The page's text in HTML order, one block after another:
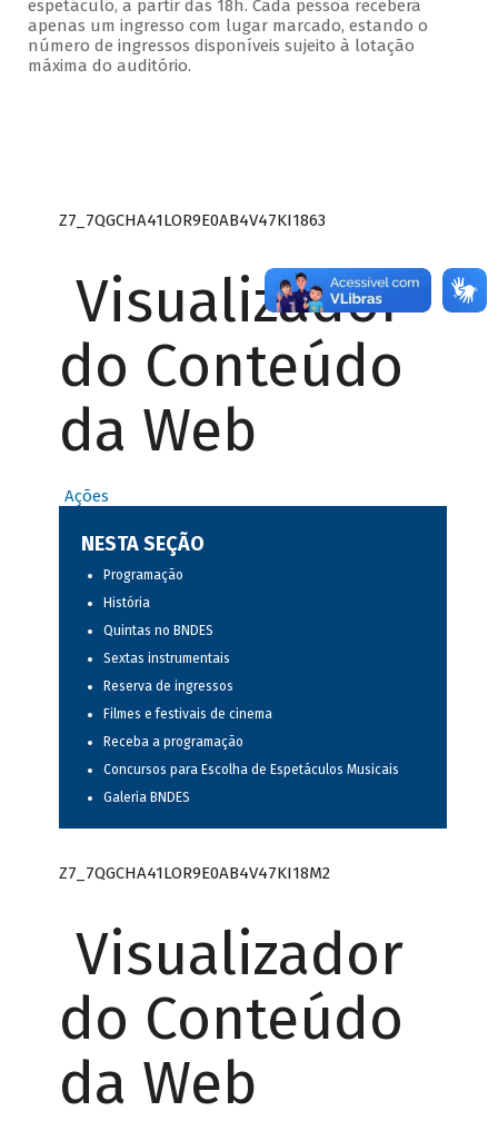
espetáculo, a partir das 18h. Cada pessoa receberá
apenas um ingresso com lugar marcado, estando o
número de ingressos disponíveis sujeito à lotação
máxima do auditório.
Z7_7QGCHA41LOR9E0AB4V47KI1863
Visualizador
do Conteúdo
da Web
Ações
NESTA SEÇÃO
Programação
História
Quintas no BNDES
Sextas instrumentais
Reserva de ingressos
Filmes e festivais de cinema
Receba a programação
Concursos para Escolha de Espetáculos Musicais
Galeria BNDES
Z7_7QGCHA41LOR9E0AB4V47KI18M2
Visualizador
do Conteúdo
da Web